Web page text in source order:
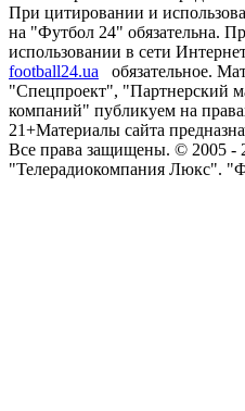
При цитировании и
на "Футбол 24" обязательна.
использовании в сети
football24.ua
обязательное.
"Спецпроект", "Партнерский
компаний" публикуем на
21+Материалы сайта
Все права защищены. © 2005 -
"Телерадиокомпания Люкс".